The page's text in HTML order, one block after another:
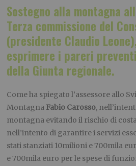
Sostegno alla montagna
Terza commissione del
(presidente Claudio Leone)
esprimere i pareri
della Giunta regionale.
Come ha spiegato l’assessore allo
Montagna Fabio Carosso,
montagna evitando il rischio di
nell’intento di garantire i servizi
stati stanziati 10milioni e 700mila
e 700mila euro per le spese di